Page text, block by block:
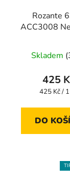
Rozante
ACC3008
Skladem
425
Měrná
425 Kč /
DO